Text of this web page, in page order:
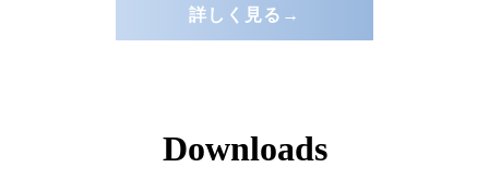
詳しく見る→
Downloads